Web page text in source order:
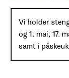
Vi holder
og 1. mai, 17.
samt i